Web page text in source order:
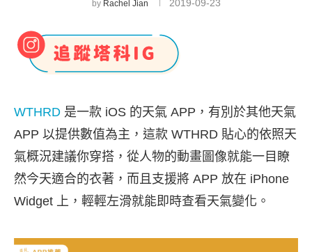
by Rachel Jian 2019-09-23
WTHRD 是一款 iOS 的天氣 APP，有別於其他天氣
APP 以提供數值為主，這款 WTHRD 貼心的依照天
氣概況建議你穿搭，從人物的動畫圖像就能一目瞭
然今天適合的衣著，而且支援將 APP 放在 iPhone
Widget 上，輕輕左滑就能即時查看天氣變化。